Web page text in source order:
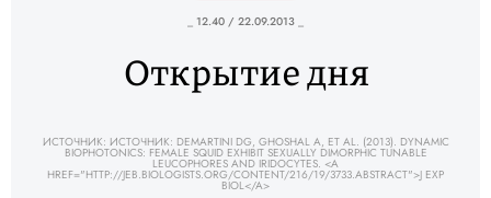
_ 12.40 / 22.09.2013 _
Открытие дня
ИСТОЧНИК: ИСТОЧНИК: DEMARTINI DG, GHOSHAL A, ET AL. (2013). DYNAMIC
BIOPHOTONICS: FEMALE SQUID EXHIBIT SEXUALLY DIMORPHIC TUNABLE
LEUCOPHORES AND IRIDOCYTES. <A
HREF="HTTP://JEB.BIOLOGISTS.ORG/CONTENT/216/19/3733.ABSTRACT">J EXP
BIOL</A>